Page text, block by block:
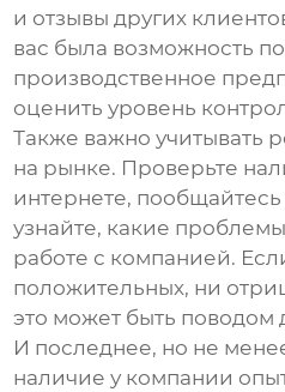
и отзывы других
вас была возможность
производственное
оценить уровень
Также важно учитывать
на рынке. Проверьте
интернете,
узнайте, какие
работе с компанией.
положительных, ни
это может быть поводом
И последнее, но не
наличие у компании